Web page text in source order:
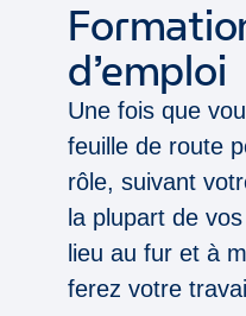
d’emploi
Une fois que
feuille de route
rôle, suivant
la plupart de
lieu au fur et à
ferez votre